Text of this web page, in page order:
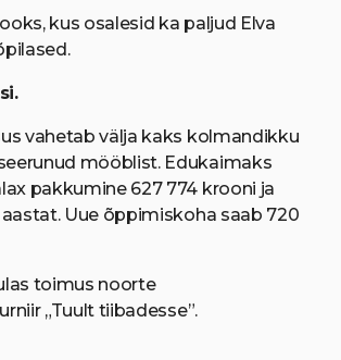
kus osalesid ka paljud Elva
vahetab välja kaks kolmandikku
mööblist. Edukaimaks
pakkumine 627 774 krooni ja
Uue õppimiskoha saab 720
toimus noorte
„Tuult tiibadesse”.